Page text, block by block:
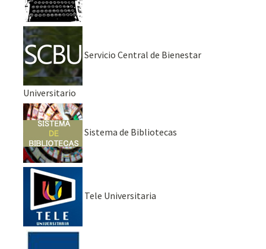
Servicio Central de Bienestar
Universitario
Sistema de Bibliotecas
Tele Universitaria